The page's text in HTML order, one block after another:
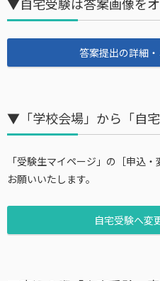
▼自宅受験は答案画像を
答案提出の詳細
▼「学校会場」から「自
「受験生マイページ」の［申込
お願いいたします。
自宅受験へ変